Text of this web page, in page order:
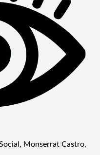
Monserrat Castro,